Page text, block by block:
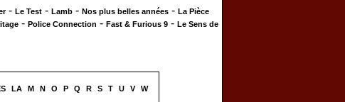
- Le Test - Lamb - Nos plus belles années - La Pièce
- Police Connection - Fast & Furious 9 - Le Sens de
LA M N O P Q R S T U V
W